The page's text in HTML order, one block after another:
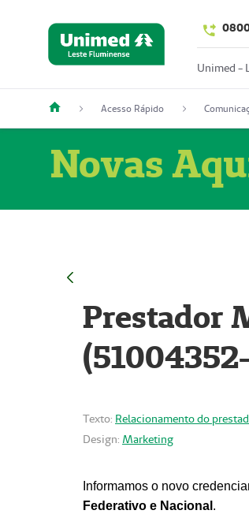
Unimed -
Acesso Rápido
Novas
Prestador
Texto: Relacionamento do
Design: Marketing
Informamos o novo
Federativo e Nacional .